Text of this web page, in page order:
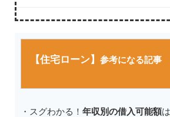
【住宅ローン】 参考になる記事
・スグわかる！ 年収別の借入可能額は